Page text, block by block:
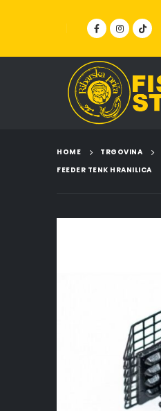
HOME TRGOVINA
FEEDER TENK HRANILICA